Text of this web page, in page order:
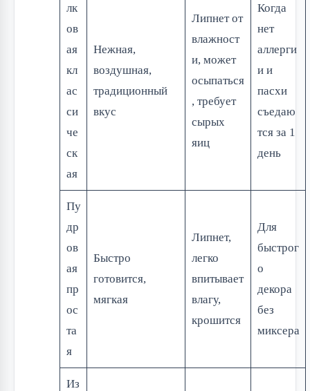
лк
ов
ая
кл
ас
си
че
ск
ая
Нежная,
воздушная,
традиционный
вкус
Липнет от
влажност
и, может
осыпаться
, требует
сырых
яиц
Когда
нет
аллерги
и и
пасхи
съедаю
тся за 1
день
Пу
др
ов
ая
пр
ос
та
я
Быстро
готовится,
мягкая
Липнет,
легко
впитывает
влагу,
крошится
Для
быстрог
о
декора
без
миксера
Из